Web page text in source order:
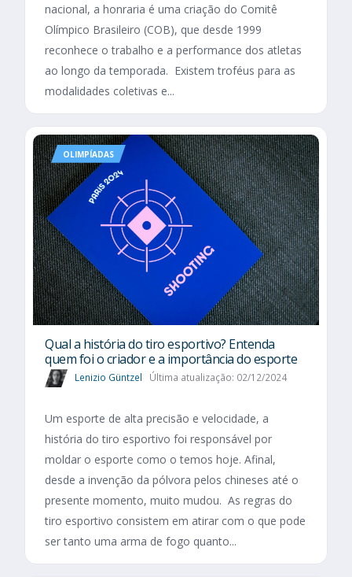
nacional, a honraria é uma criação do Comitê
Olímpico Brasileiro (COB), que desde 1999
reconhece o trabalho e a performance dos atletas
ao longo da temporada. Existem troféus para as
modalidades coletivas e...
OLIMPÍADAS
Qual a história do tiro esportivo? Entenda
quem foi o criador e a importância do esporte
Lenizio Güntzel Última atualização: 02/12/2024
Um esporte de alta precisão e velocidade, a
história do tiro esportivo foi responsável por
moldar o esporte como o temos hoje. Afinal,
desde a invenção da pólvora pelos chineses até o
presente momento, muito mudou. As regras do
tiro esportivo consistem em atirar com o que pode
ser tanto uma arma de fogo quanto...